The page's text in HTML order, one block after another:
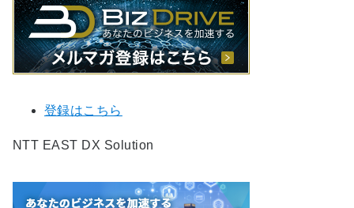
登録はこちら
NTT EAST DX Solution